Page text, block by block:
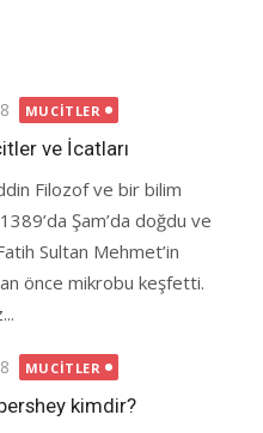
MUCITLER
ve İcatları
Filozof ve bir bilim
1389’da Şam’da doğdu ve
Sultan Mehmet’in
önce mikrobu keşfetti.
MUCITLER
kimdir?